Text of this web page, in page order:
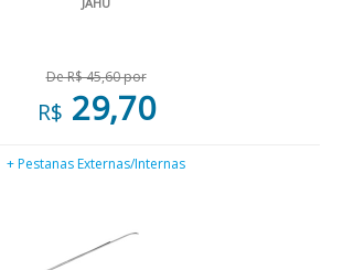
De R$ 45,60 por
R$ 29,70
+ Pestanas Externas/Internas